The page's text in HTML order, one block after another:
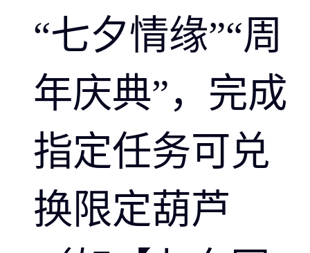
“七夕情缘”“周
年庆典”，完成
指定任务可兑
换限定葫芦